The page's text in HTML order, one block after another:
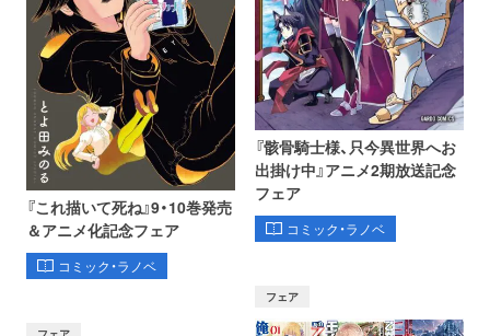
『これ描いて死ね』9・10巻発売
＆アニメ化記念フェア
コミック・ラノベ
『骸骨騎士様、只今異世界へお
出掛け中』アニメ2期放送記念
フェア
コミック・ラノベ
フェア